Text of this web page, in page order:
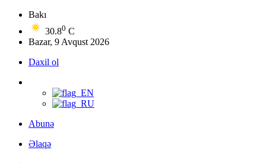
Bakı
30.80 C
Bazar, 9 Avqust 2026
Daxil ol
Abunə
Əlaqə